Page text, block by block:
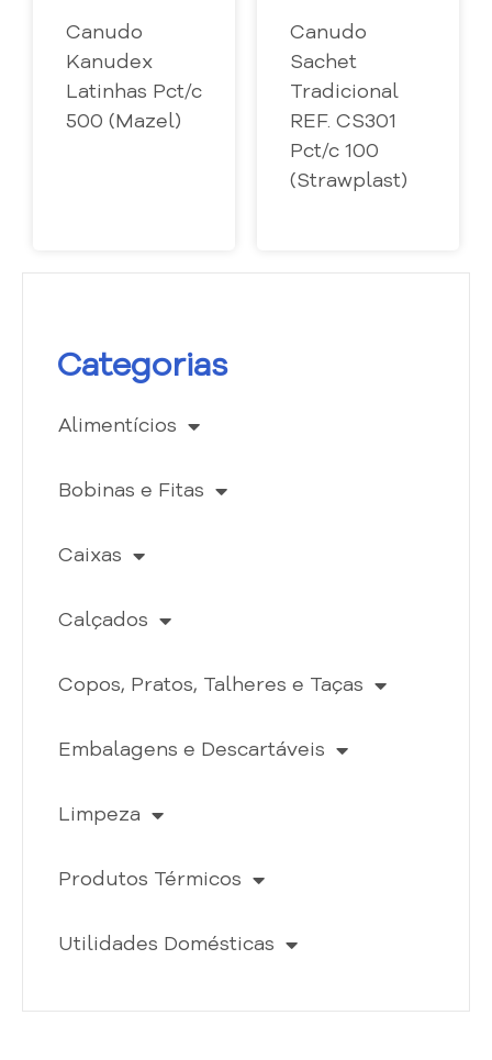
Categorias
Alimentícios
Bobinas e Fitas
Caixas
Calçados
Copos, Pratos, Talheres e Taças
Embalagens e Descartáveis
Limpeza
Produtos Térmicos
Utilidades Domésticas
Canudo
Kanudex
Latinhas Pct/c
500 (Mazel)
Canudo
Sachet
Tradicional
REF. CS301
Pct/c 100
(Strawplast)